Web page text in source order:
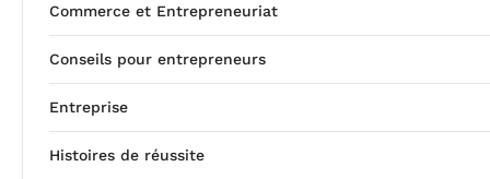
Commerce et Entrepreneuriat
Conseils pour entrepreneurs
Entreprise
Histoires de réussite